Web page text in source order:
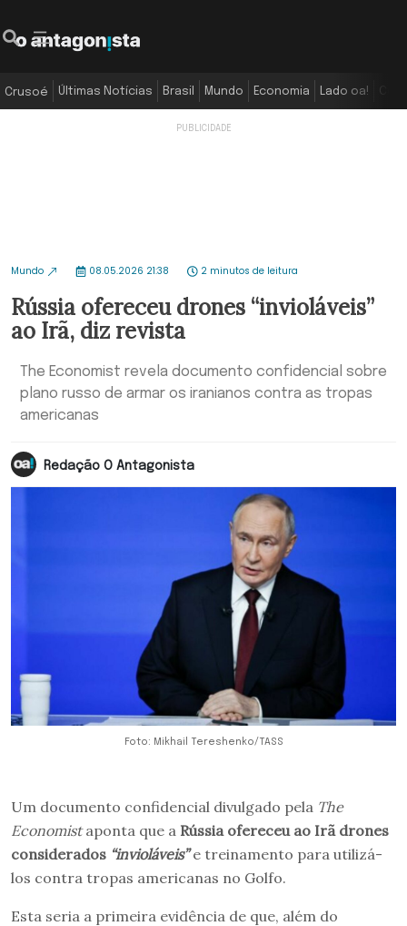
Crusoé Últimas Notícias Brasil Mundo Economia Lado oa!
Mundo 08.05.2026 21:38 2 minutos de leitura
Rússia ofereceu drones “invioláveis”
ao Irã, diz revista
The Economist revela documento confidencial sobre
plano russo de armar os iranianos contra as tropas
americanas
Redação O Antagonista
Foto: Mikhail Tereshenko/TASS
Um documento confidencial divulgado pela The
Economistaponta que a Rússia ofereceu ao Irã drones
considerados “invioláveis”e treinamento para utilizá-
los contra tropas americanas no Golfo.
Esta seria a primeira evidência de que, além do